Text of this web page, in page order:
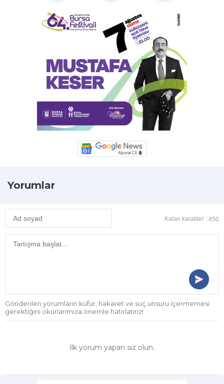
Yorumlar
Kalan karakter : 450
Gönderilen yorumların küfür, hakaret ve suç unsuru içermemesi
gerektiğini okurlarımıza önemle hatırlatırız!
İlk yorum yapan siz olun.